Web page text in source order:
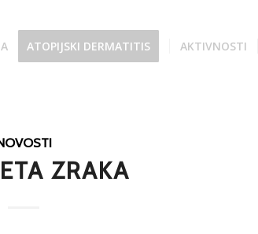
ATOPIJSKI DERMATITIS AKTIVNOSTI
ZRAKA